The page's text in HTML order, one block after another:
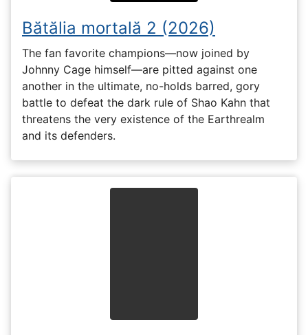
Bătălia mortală 2 (2026)
The fan favorite champions—now joined by
Johnny Cage himself—are pitted against one
another in the ultimate, no-holds barred, gory
battle to defeat the dark rule of Shao Kahn that
threatens the very existence of the Earthrealm
and its defenders.